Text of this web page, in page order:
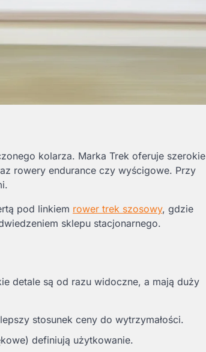
kolarza. Marka Trek oferuje szerokie
rowery endurance czy wyścigowe. Przy
pod linkiem rower trek szosowy, gdzie
sklepu stacjonarnego.
detale są od razu widoczne, a mają duży
stosunek ceny do wytrzymałości.
definiują użytkowanie.